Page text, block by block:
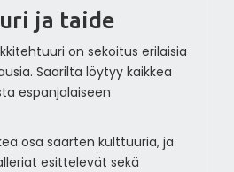
ja taide
on sekoitus erilaisia
Saarilta löytyy kaikkea
espanjalaiseen
osa saarten kulttuuria, ja
esittelevät sekä